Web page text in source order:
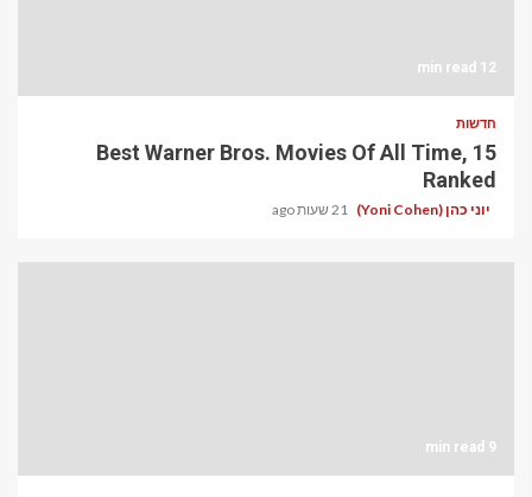
12 min read
חדשות
15 Best Warner Bros. Movies Of All Time,
Ranked
יוני כהן (Yoni Cohen) 21 שעות ago
9 min read